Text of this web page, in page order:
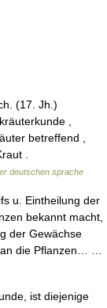
(17. Jh.)
,
betreffend ,
.
deutschen sprache
u. Eintheilung der
bekannt macht,
der Gewächse
die Pflanzen… …
ist diejenige